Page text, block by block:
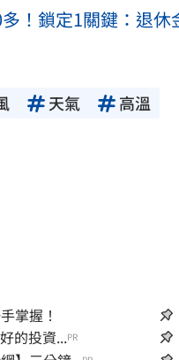
！鎖定1關鍵：退休
天氣 高溫
掌握！
的投資...PR